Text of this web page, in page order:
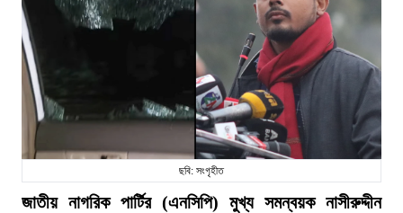
ছবি: সংগৃহীত
জাতীয় নাগরিক পার্টির (এনসিপি) মুখ্য সমন্বয়ক নাসীরুদ্দীন